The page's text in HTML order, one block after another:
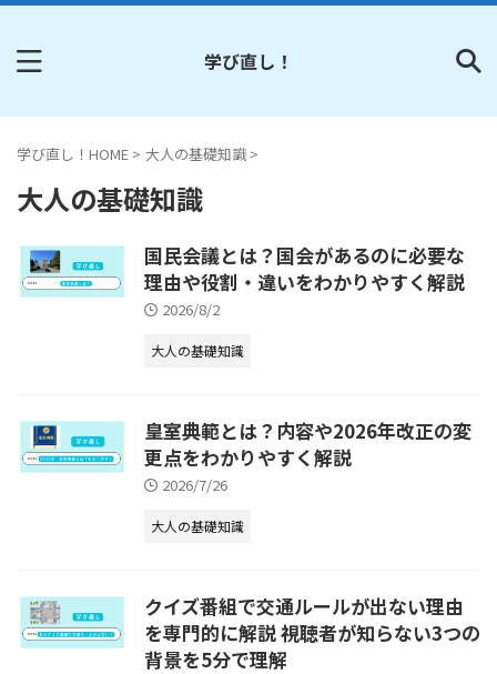
学び直し！
学び直し！HOME > 大人の基礎知識 >
大人の基礎知識
国民会議とは？国会があるのに必要な
理由や役割・違いをわかりやすく解説
2026/8/2
大人の基礎知識
皇室典範とは？内容や2026年改正の変
更点をわかりやすく解説
2026/7/26
大人の基礎知識
クイズ番組で交通ルールが出ない理由
を専門的に解説 視聴者が知らない3つの
背景を5分で理解